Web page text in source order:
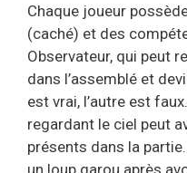
Chaque joueur
(caché) et des
Observateur, qui peut
dans l’assemblé et
est vrai, l’autre est
regardant le ciel peut
présents dans la
un loup garou après